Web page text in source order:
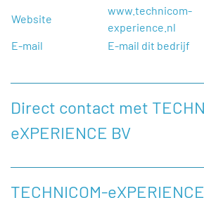
Website
www.technicom-
experience.nl
E-mail
E-mail dit bedrijf
Direct contact met
eXPERIENCE BV
achterlaten aan TECHNICOM-
dat doen door onderstaand
TECHNICOM-